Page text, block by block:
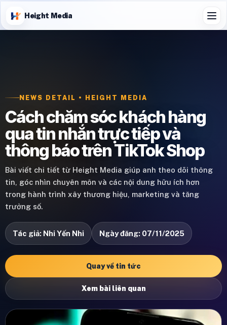
Height Media
NEWS DETAIL • HEIGHT MEDIA
Cách chăm sóc khách hàng
qua tin nhắn trực tiếp và
thông báo trên TikTok Shop
Bài viết chi tiết từ Height Media giúp anh theo dõi thông
tin, góc nhìn chuyên môn và các nội dung hữu ích hơn
trong hành trình xây thương hiệu, marketing và tăng
trưởng số.
Tác giả: Nhi Yến Nhi Ngày đăng: 07/11/2025
Quay về tin tức
Xem bài liên quan